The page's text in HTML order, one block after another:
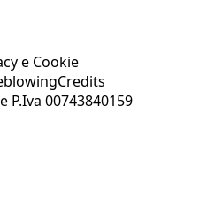
e Cookie
Credits
P.Iva 00743840159